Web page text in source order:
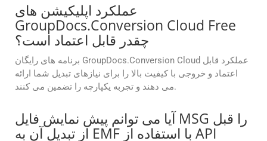
عملکرد اپلیکیشن های
GroupDocs.Conversion Cloud Free
چقدر قابل اعتماد است؟
برنامه های رایگان GroupDocs.Conversion Cloud عملکرد قابل
اعتماد و خروجی با کیفیت بالا را برای نیازهای تبدیل شما ارائه
می دهند و تجربه یکپارچه را تضمین می کنند.
آیا می توانم پیش نمایش فایل MSG را قبل
از تبدیل آن به EMF با استفاده از API